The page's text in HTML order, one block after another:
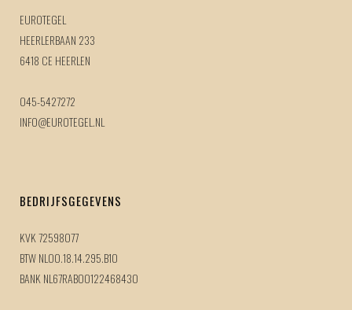
EUROTEGEL
HEERLERBAAN 233
6418 CE HEERLEN
045-5427272
INFO@EUROTEGEL.NL
BEDRIJFSGEGEVENS
KVK 72598077
BTW NL00.18.14.295.B10
BANK NL67RABO0122468430